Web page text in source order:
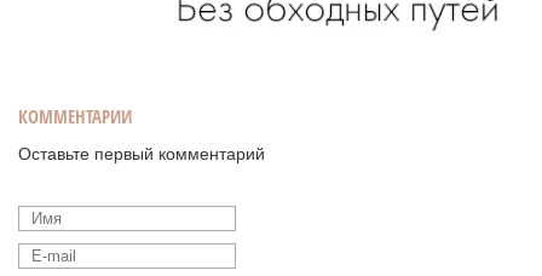
КОММЕНТАРИИ
Оставьте первый комментарий